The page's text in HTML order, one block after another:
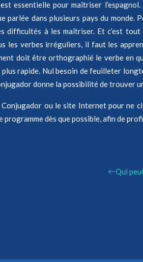
essentielle pour maîtriser
dans plusieurs pays du
à les maîtriser. Et c’est tout
les verbes irréguliers, il faut les
doit être orthographié le verbe en
rapide. Nul besoin de feuilleter
donne la possibilité de trouver
ou le site Internet pour ne
dès que possible, afin de
Qui